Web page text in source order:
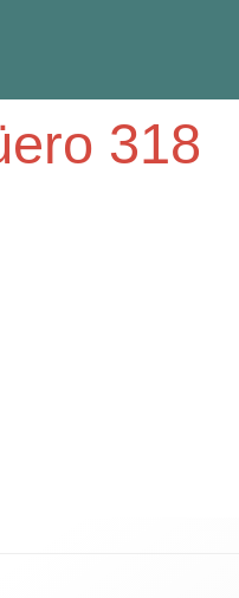
metálico paragüeros
318